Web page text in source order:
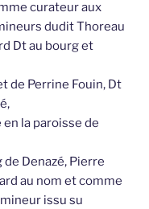
curateur aux
dudit Thoreau
Dt au bourg et
de Perrine Fouin, Dt
en la paroisse de
de Denazé, Pierre
au nom et comme
issu su